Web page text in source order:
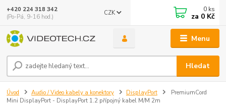
Menu
CZK
Hledat
+420 224 318 342
(Po-Pá, 9-16 hod.)
0 ks
za 0 Kč
Úvod Audio / Video kabely a konektory DisplayPort
PremiumCord
Mini DisplayPort - DisplayPort 1.2 přípojný kabel M/M 2m